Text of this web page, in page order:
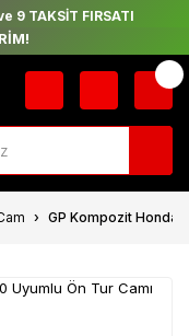
9 TAKSİT FIRSATI
GP Kompozit Honda